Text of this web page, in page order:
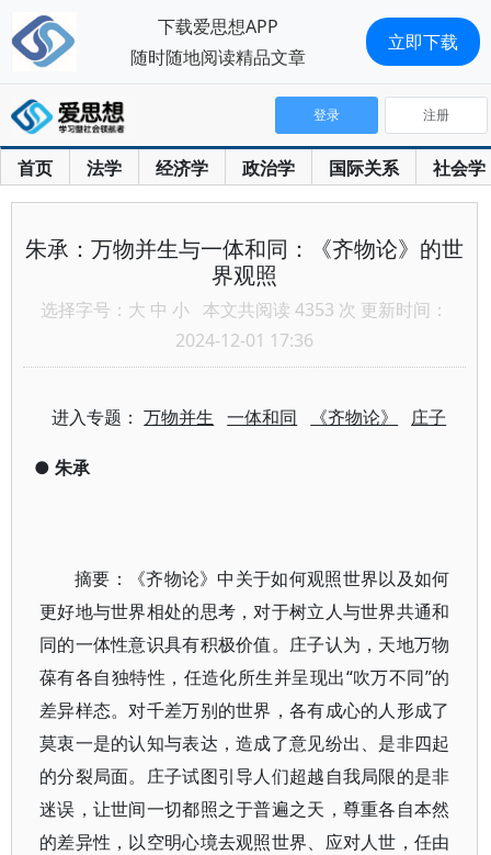
首页 法学 经济学 政治学 国际关系 社会学
登录 注册
朱承：万物并生与一体和同：《齐物论》的世
界观照
选择字号： 大 中 小 本文共阅读 4353 次 更新时间：
2024-12-01 17:36
进入专题：万物并生 一体和同 《齐物论》 庄子
● 朱承
摘要：《齐物论》中关于如何观照世界以及如何
更好地与世界相处的思考，对于树立人与世界共通和
同的一体性意识具有积极价值。庄子认为，天地万物
葆有各自独特性，任造化所生并呈现出“吹万不同”的
差异样态。对千差万别的世界，各有成心的人形成了
莫衷一是的认知与表达，造成了意见纷出、是非四起
的分裂局面。庄子试图引导人们超越自我局限的是非
迷误，让世间一切都照之于普遍之天，尊重各自本然
的差异性，以空明心境去观照世界、应对人世，任由
下载爱思想APP
随时随地阅读精品文章
立即下载